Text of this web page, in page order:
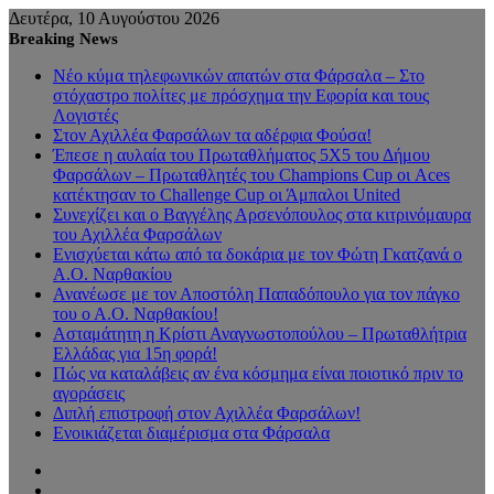
Δευτέρα, 10 Αυγούστου 2026
Breaking News
Νέο κύμα τηλεφωνικών απατών στα Φάρσαλα – Στο
στόχαστρο πολίτες με πρόσχημα την Εφορία και τους
Λογιστές
Στον Αχιλλέα Φαρσάλων τα αδέρφια Φούσα!
Έπεσε η αυλαία του Πρωταθλήματος 5Χ5 του Δήμου
Φαρσάλων – Πρωταθλητές του Champions Cup οι Aces
κατέκτησαν το Challenge Cup οι Άμπαλοι United
Συνεχίζει και ο Βαγγέλης Αρσενόπουλος στα κιτρινόμαυρα
του Αχιλλέα Φαρσάλων
Ενισχύεται κάτω από τα δοκάρια με τον Φώτη Γκατζανά ο
Α.Ο. Ναρθακίου
Ανανέωσε με τον Αποστόλη Παπαδόπουλο για τον πάγκο
του ο Α.Ο. Ναρθακίου!
Ασταμάτητη η Κρίστι Αναγνωστοπούλου – Πρωταθλήτρια
Ελλάδας για 15η φορά!
Πώς να καταλάβεις αν ένα κόσμημα είναι ποιοτικό πριν το
αγοράσεις
Διπλή επιστροφή στον Αχιλλέα Φαρσάλων!
Ενοικιάζεται διαμέρισμα στα Φάρσαλα